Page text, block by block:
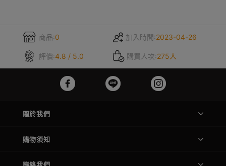
商品:0 加入時間:2023-04-26
評價:4.8 / 5.0 購買人次:275人
關於我們
購物須知